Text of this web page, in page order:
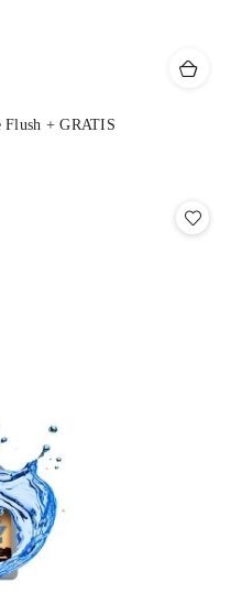
Flush + GRATIS